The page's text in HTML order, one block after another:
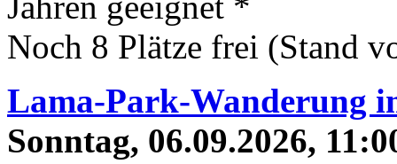
Noch 8 Plätze frei (Stand
Lama-Park-Wanderung
Sonntag, 06.09.2026,